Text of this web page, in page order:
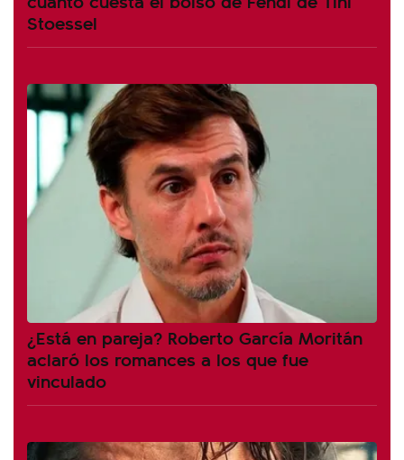
Stoessel
¿Está en pareja? Roberto García Moritán
aclaró los romances a los que fue
vinculado